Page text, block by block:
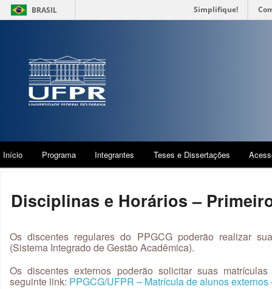
BRASIL Simplifique!
Início Programa Integrantes Teses e Dissertações
Disciplinas e Horários –
Os discentes regulares do PPGCG poderão realizar
(Sistema Integrado de Gestão Acadêmica).
Os discentes externos poderão solicitar suas
seguinte link: PPGCG/UFPR – Matrícula de alunos